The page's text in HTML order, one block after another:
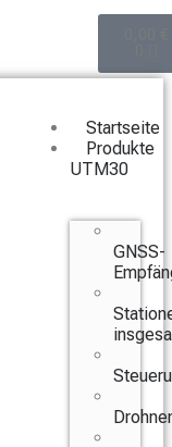
Startseite
Produkte
UTM30
GNSS-